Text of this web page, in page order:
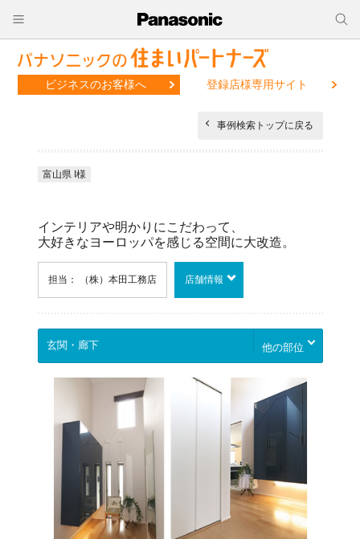
ビジネスのお客様へ 登録店様専用サイト
事例検索トップに戻る
富山県 I様
インテリアや明かりにこだわって、
大好きなヨーロッパを感じる空間に大改造。
担当： （株）本田工務店 店舗情報
他の部位